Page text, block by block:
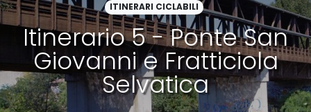
ITINERARI CICLABILI
Itinerario 5 - Ponte San
Giovanni e Fratticiola
Selvatica